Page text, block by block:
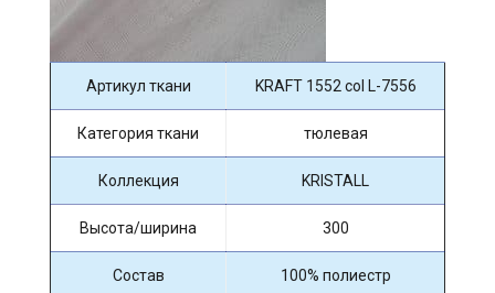
Артикул ткани KRAFT 1552 col L-7556
Категория ткани тюлевая
Коллекция KRISTALL
Высота/ширина 300
Состав 100% полиестр